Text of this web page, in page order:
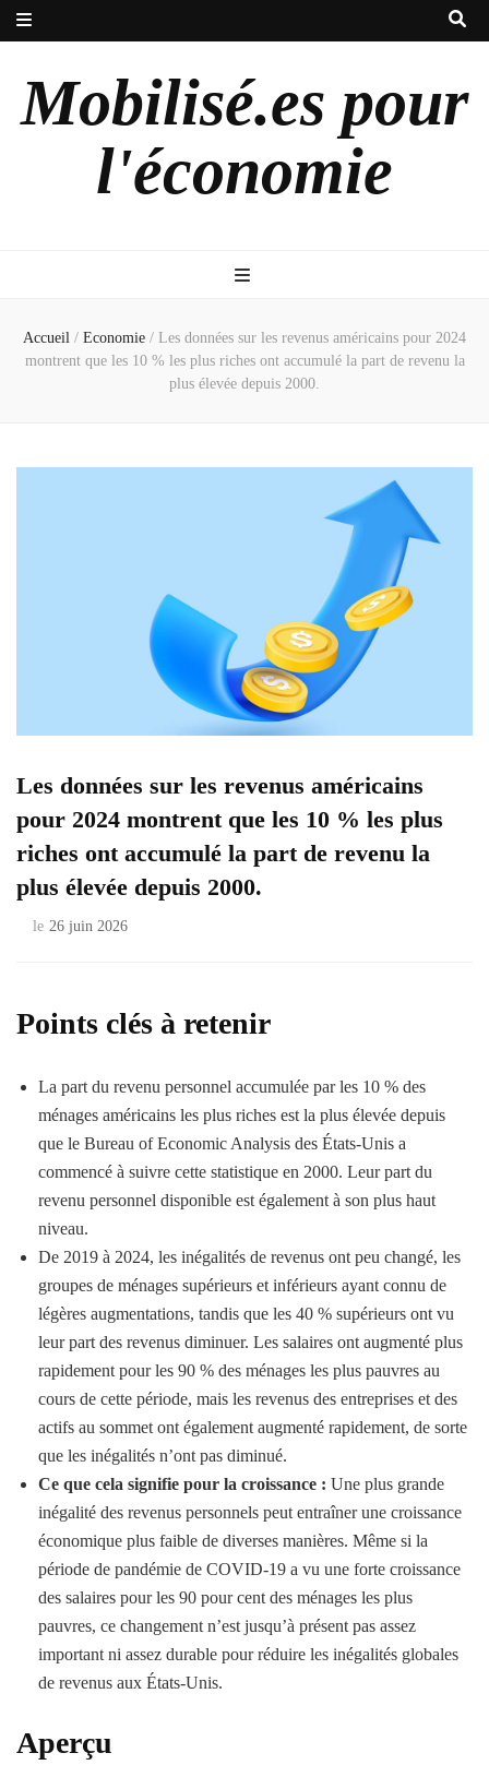
Mobilisé.es pour
l'économie
Accueil / Economie / Les données sur les revenus américains pour 2024
montrent que les 10 % les plus riches ont accumulé la part de revenu la
plus élevée depuis 2000.
Les données sur les revenus américains
pour 2024 montrent que les 10 % les plus
riches ont accumulé la part de revenu la
plus élevée depuis 2000.
le 26 juin 2026
Points clés à retenir
La part du revenu personnel accumulée par les 10 % des
ménages américains les plus riches est la plus élevée depuis
que le Bureau of Economic Analysis des États-Unis a
commencé à suivre cette statistique en 2000. Leur part du
revenu personnel disponible est également à son plus haut
niveau.
De 2019 à 2024, les inégalités de revenus ont peu changé, les
groupes de ménages supérieurs et inférieurs ayant connu de
légères augmentations, tandis que les 40 % supérieurs ont vu
leur part des revenus diminuer. Les salaires ont augmenté plus
rapidement pour les 90 % des ménages les plus pauvres au
cours de cette période, mais les revenus des entreprises et des
actifs au sommet ont également augmenté rapidement, de sorte
que les inégalités n’ont pas diminué.
Ce que cela signifie pour la croissance : Une plus grande
inégalité des revenus personnels peut entraîner une croissance
économique plus faible de diverses manières. Même si la
période de pandémie de COVID-19 a vu une forte croissance
des salaires pour les 90 pour cent des ménages les plus
pauvres, ce changement n’est jusqu’à présent pas assez
important ni assez durable pour réduire les inégalités globales
de revenus aux États-Unis.
Aperçu